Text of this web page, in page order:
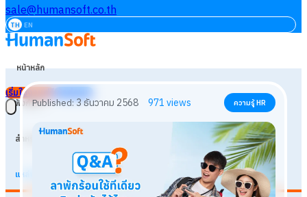
sale@humansoft.co.th
TH EN
หน้าหลัก
ฟังก์ชัน
สำหรับธุรกิจ
แหล่งเรียนรู้
เริ่มใช้งานฟรี